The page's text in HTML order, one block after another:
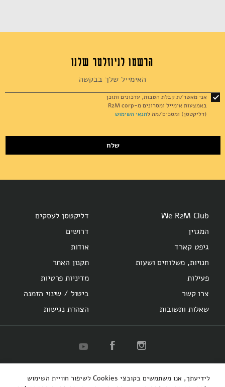
הרשמו לניוזלטר שלנו
for
Our
Newsletter:
שלח
אני מאשר/ת קבלת הטבות, עדכונים ותוכן
באמצעות אימייל ומסרונים מ-R2M corp
(דליקטסן) ומסכים/מה לתנאי השימוש
We R2M Club
המגזין
גיפט קארד
חנויות, משלוחים ושעות
פעילות
צרו קשר
שאלות ותשובות
דליקטסן לעסקים
דרושים
אודות
תקנון האתר
מדיניות פרטיות
ביטול / שינוי הזמנה
הצהרת נגישות
קופיבר אקספרס
רוטשילד 48
לידיעתך, אנו משתמשים בקובצי Cookies לשיפור חוויית השימוש